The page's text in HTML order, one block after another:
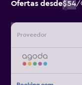
Ofertas desde$54/
Proveedor